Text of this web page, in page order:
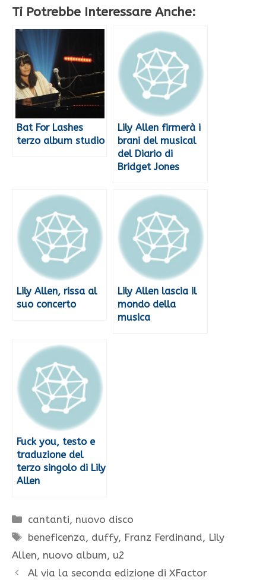
Ti Potrebbe Interessare Anche:
Bat For Lashes
terzo album studio
Lily Allen firmerà i
brani del musical
del Diario di
Bridget Jones
Lily Allen, rissa al
suo concerto
Lily Allen lascia il
mondo della
musica
Fuck you, testo e
traduzione del
terzo singolo di Lily
Allen
Categorie
cantanti, nuovo disco
Tag
beneficenza, duffy, Franz Ferdinand, Lily
Allen, nuovo album, u2
Al via la seconda edizione di XFactor